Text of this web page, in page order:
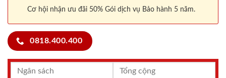
Cơ hội nhận ưu đãi 50% Gói dịch vụ Bảo hành 5 năm.
0818.400.400